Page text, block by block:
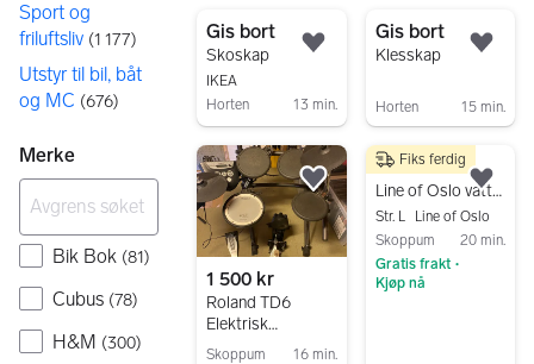
Sport og
friluftsliv (1 177)
Utstyr til bil, båt
og MC (676)
Merke
Bik Bok (81)
Cubus (78)
H&M (300)
Gis bort
Skoskap
IKEA
Horten
13 min.
Legg til som favoritt.
Gå til annonsen
Gis bort
Klesskap
Horten 15 min.
1 500 kr
Roland TD6
Elektrisk
trommesett
Skoppum 16 min.
Legg til som favoritt.
350 kr
Line of Oslo vattert jakke
Str. L
Line of Oslo
Skoppum
20 min.
Gratis frakt •
Kjøp nå
Fiks ferdig